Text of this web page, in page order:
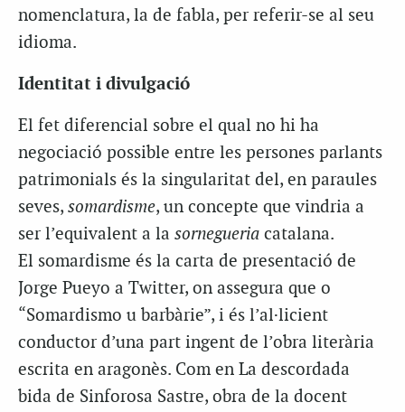
nomenclatura, la de fabla, per referir-se al seu
idioma.
Identitat i divulgació
El fet diferencial sobre el qual no hi ha
negociació possible entre les persones parlants
patrimonials és la singularitat del, en paraules
seves, somardisme, un concepte que vindria a
ser l’equivalent a la sornegueria catalana.
El somardisme és la carta de presentació de
Jorge Pueyo a Twitter, on assegura que o
“Somardismo u barbàrie”, i és l’al·licient
conductor d’una part ingent de l’obra literària
escrita en aragonès. Com en La descordada
bida de Sinforosa Sastre, obra de la docent